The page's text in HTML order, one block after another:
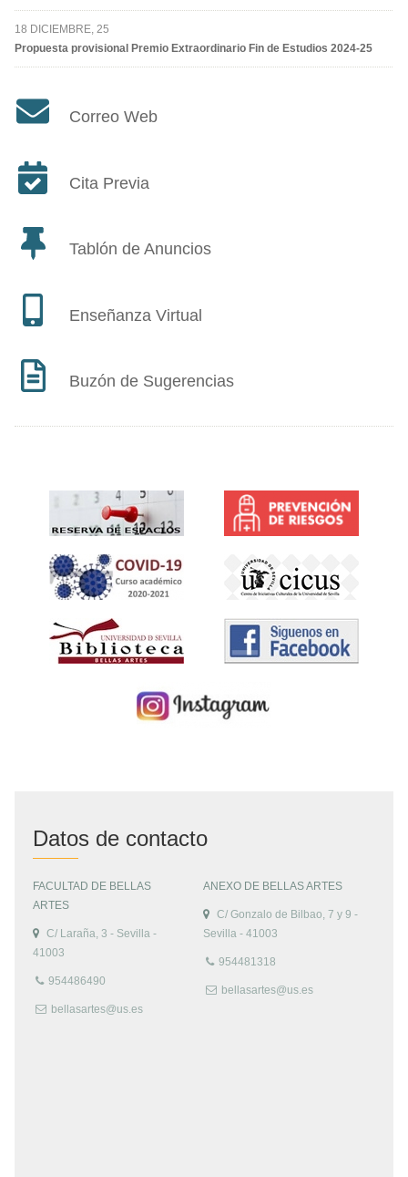
18 DICIEMBRE, 25
Propuesta provisional Premio Extraordinario Fin de Estudios 2024-25
Correo Web
Cita Previa
Tablón de Anuncios
Enseñanza Virtual
Buzón de Sugerencias
Datos de contacto
FACULTAD DE BELLAS
ARTES
C/ Laraña, 3 - Sevilla -
41003
954486490
bellasartes@us.es
ANEXO DE BELLAS ARTES
C/ Gonzalo de Bilbao, 7 y 9 -
Sevilla - 41003
954481318
bellasartes@us.es